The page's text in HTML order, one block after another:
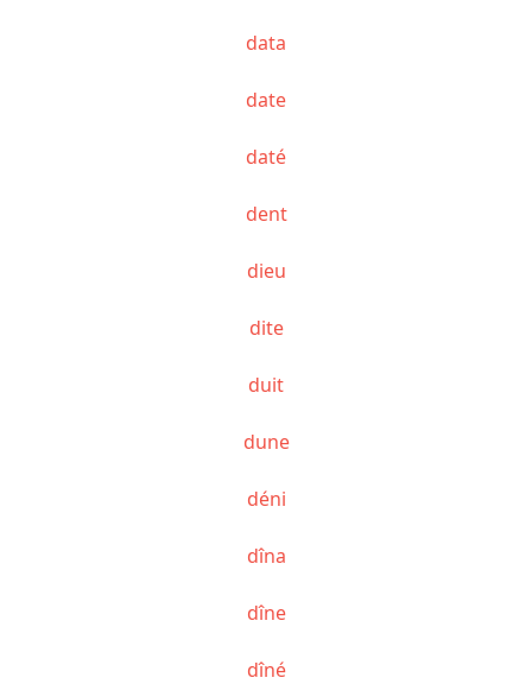
data
date
daté
dent
dieu
dite
duit
dune
déni
dîna
dîne
dîné